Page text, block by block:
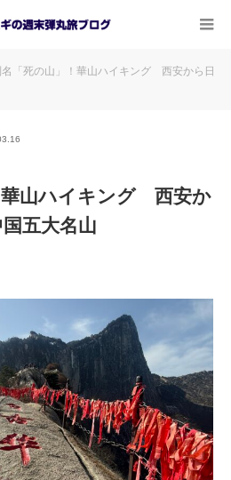
名「死の山」！華山ハイキング 西安から日
華山ハイキング 西安か
五大名山